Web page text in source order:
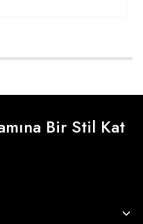
Bir Stil Kat